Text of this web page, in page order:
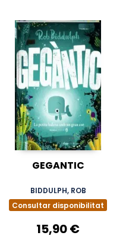
GEGANTIC
BIDDULPH, ROB
Consultar disponibilitat
15,90 €